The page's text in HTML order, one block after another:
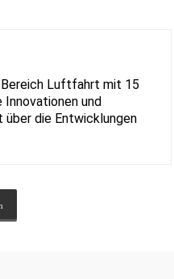
Bereich Luftfahrt mit 15
und
die Entwicklungen